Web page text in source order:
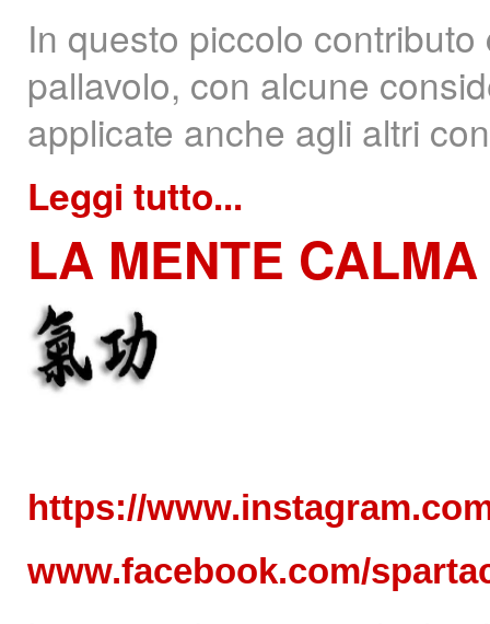
In questo piccolo
pallavolo, con alcune
applicate anche agli altri
Leggi tutto...
LA MENTE CALMA
https://
www.facebook.com/